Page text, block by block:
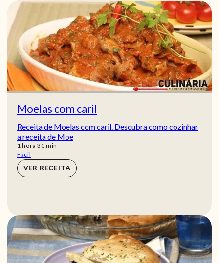
Moelas com caril
Receita de Moelas com caril. Descubra como cozinhar
a receita de Moe
1 hora
hora 30min
min
Fácil
VER RECEITA